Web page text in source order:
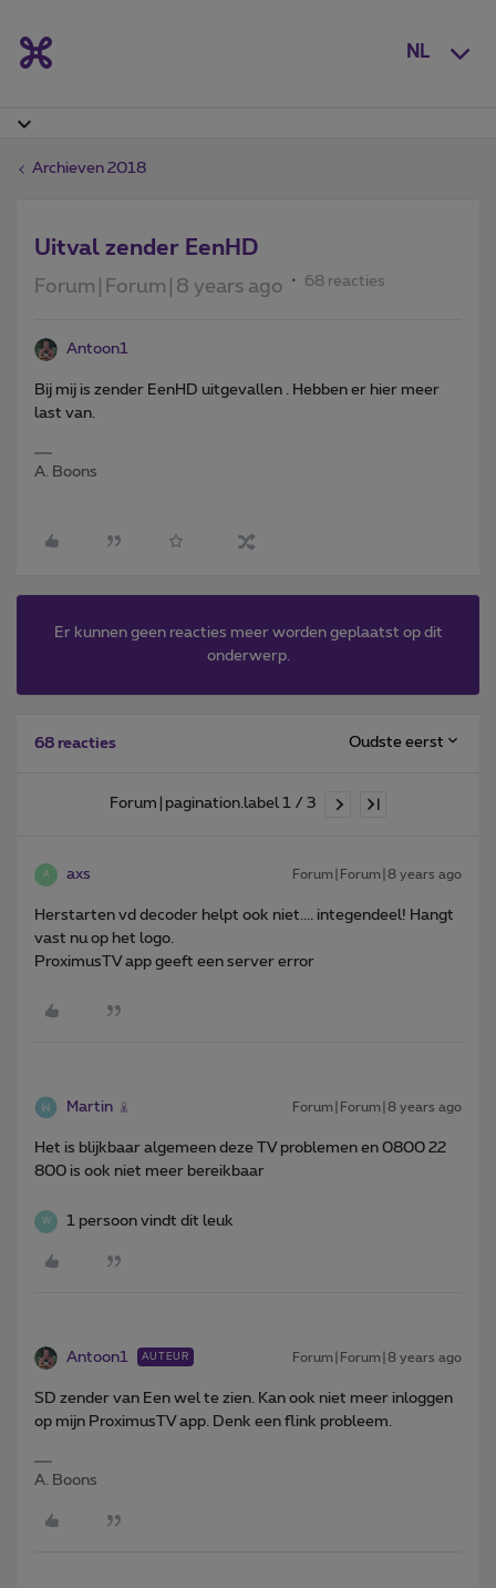
NL
Archieven 2018
Uitval zender EenHD
Forum|Forum|8 years ago 68 reacties
Antoon1
Bij mij is zender EenHD uitgevallen . Hebben er hier meer
last van.
A. Boons
Er kunnen geen reacties meer worden geplaatst op dit
onderwerp.
68 reacties Oudste eerst
Forum|pagination.label 1 / 3
A axs Forum|Forum|8 years ago
Herstarten vd decoder helpt ook niet.... integendeel! Hangt
vast nu op het logo.
ProximusTV app geeft een server error
Martin Forum|Forum|8 years ago
Het is blijkbaar algemeen deze TV problemen en 0800 22
800 is ook niet meer bereikbaar
W 1 persoon vindt dit leuk
Antoon1 AUTEUR Forum|Forum|8 years ago
SD zender van Een wel te zien. Kan ook niet meer inloggen
op mijn ProximusTV app. Denk een flink probleem.
A. Boons